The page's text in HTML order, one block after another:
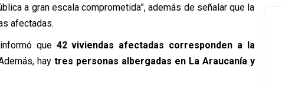
a gran escala comprometida”, además de señalar que la
afectadas.
que 42 viviendas afectadas corresponden a la
hay tres personas albergadas en La Araucanía y